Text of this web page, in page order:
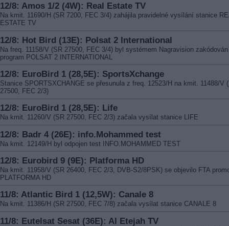
12/8: Amos 1/2 (4W): Real Estate TV
Na kmit. 11690/H (SR 7200, FEC 3/4) zahájila pravidelné vysílání stanice
ESTATE TV
12/8: Hot Bird (13E): Polsat 2 International
Na freq. 11158/V (SR 27500, FEC 3/4) byl systémem Nagravision zakódován
program POLSAT 2 INTERNATIONAL
12/8: EuroBird 1 (28,5E): SportsXchange
Stanice SPORTSXCHANGE se přesunula z freq. 12523/H na kmit. 11488/V
27500, FEC 2/3)
12/8: EuroBird 1 (28,5E): Life
Na kmit. 11260/V (SR 27500, FEC 2/3) začala vysílat stanice LIFE
12/8: Badr 4 (26E): info.Mohammed test
Na kmit. 12149/H byl odpojen test INFO.MOHAMMED TEST
12/8: Eurobird 9 (9E): Platforma HD
Na kmit. 11958/V (SR 26400, FEC 2/3, DVB-S2/8PSK) se objevilo FTA
PLATFORMA HD
11/8: Atlantic Bird 1 (12,5W): Canale 8
Na kmit. 11386/H (SR 27500, FEC 7/8) začala vysílat stanice CANALE 8
11/8: Eutelsat Sesat (36E): Al Etejah TV